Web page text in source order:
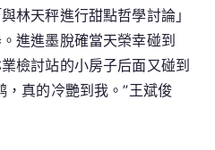
林天秤進行甜點哲學討論」
進進墨脫確當天榮幸碰到
檢討站的小房子后面又碰到
，真的冷艷到我。”王斌俊